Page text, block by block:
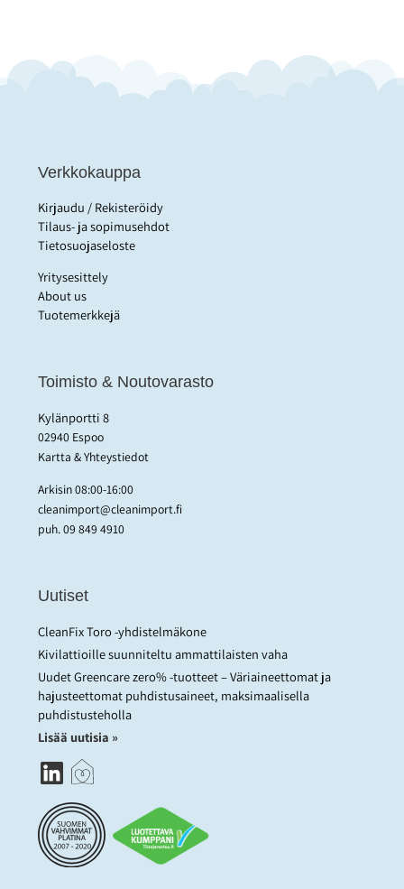
Verkkokauppa
Kirjaudu / Rekisteröidy
Tilaus- ja sopimusehdot
Tietosuojaseloste
Yritysesittely
About us
Tuotemerkkejä
Toimisto & Noutovarasto
Kylänportti 8
02940 Espoo
Kartta & Yhteystiedot
Arkisin 08:00-16:00
cleanimport@cleanimport.fi
puh.09 849 4910
Uutiset
CleanFix Toro -yhdistelmäkone
Kivilattioille suunniteltu ammattilaisten vaha
Uudet Greencare zero% -tuotteet – Väriaineettomat ja
hajusteettomat puhdistusaineet, maksimaalisella
puhdistusteholla
Lisää uutisia »